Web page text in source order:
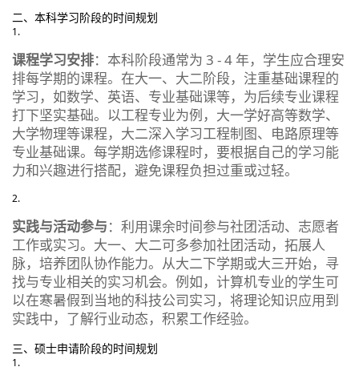
二、本科学习阶段的时间规划
课程学习安排：本科阶段通常为 3 - 4 年，学生应合理安
排每学期的课程。在大一、大二阶段，注重基础课程的
学习，如数学、英语、专业基础课等，为后续专业课程
打下坚实基础。以工程专业为例，大一学好高等数学、
大学物理等课程，大二深入学习工程制图、电路原理等
专业基础课。每学期选修课程时，要根据自己的学习能
力和兴趣进行搭配，避免课程负担过重或过轻。
实践与活动参与：利用课余时间参与社团活动、志愿者
工作或实习。大一、大二可多参加社团活动，拓展人
脉，培养团队协作能力。从大二下学期或大三开始，寻
找与专业相关的实习机会。例如，计算机专业的学生可
以在寒暑假到当地的科技公司实习，将理论知识应用到
实践中，了解行业动态，积累工作经验。
三、硕士申请阶段的时间规划